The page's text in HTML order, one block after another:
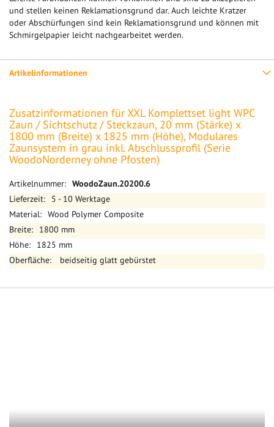
und stellen keinen Reklamationsgrund dar. Auch leichte Kratzer
oder Abschürfungen sind kein Reklamationsgrund und können mit
Schmirgelpapier leicht nachgearbeitet werden.
Artikelinformationen
Zusatzinformationen für XXL Komplettset light WPC
Zaun / Sichtschutz / Steckzaun, 20 mm (Stärke) x
1800 mm (Breite) x 1825 mm (Höhe), Modulares
Zaunsystem in grau inkl. Abschlussprofil (Serie
WoodoNorderney ohne Pfosten)
Mehr
Informationen
WoodoZaun.20200.6
5 - 10 Werktage
Wood Polymer Composite
1800 mm
1825 mm
beidseitig glatt gebürstet